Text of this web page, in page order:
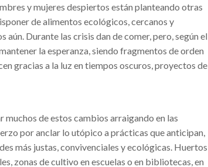
y mujeres despiertos están planteando otras
de alimentos ecológicos, cercanos y
aún. Durante las crisis dan de comer, pero, según el
la esperanza, siendo fragmentos de orden
gracias a la luz en tiempos oscuros, proyectos de
muchos de estos cambios arraigando en las
por anclar lo utópico a prácticas que anticipan,
más justas, convivenciales y ecológicas. Huertos
zonas de cultivo en escuelas o en bibliotecas, en